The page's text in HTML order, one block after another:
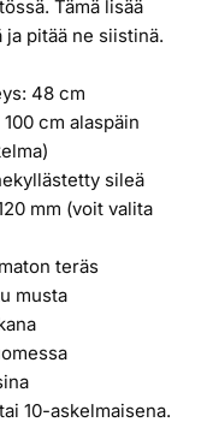
Tämä lisää
pitää ne siistinä.
48 cm
cm alaspäin
sileä
mm (voit valita
teräs
musta
10-askelmaisena.